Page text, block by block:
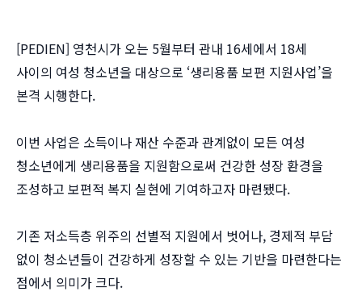
[PEDIEN] 영천시가 오는 5월부터 관내 16세에서 18세
사이의 여성 청소년을 대상으로 ‘생리용품 보편 지원사업’을
본격 시행한다.
이번 사업은 소득이나 재산 수준과 관계없이 모든 여성
청소년에게 생리용품을 지원함으로써 건강한 성장 환경을
조성하고 보편적 복지 실현에 기여하고자 마련됐다.
기존 저소득층 위주의 선별적 지원에서 벗어나, 경제적 부담
없이 청소년들이 건강하게 성장할 수 있는 기반을 마련한다는
점에서 의미가 크다.